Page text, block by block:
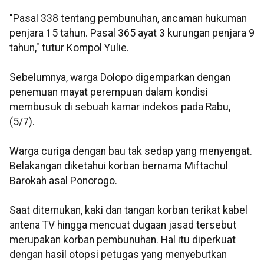
"Pasal 338 tentang pembunuhan, ancaman hukuman
penjara 15 tahun. Pasal 365 ayat 3 kurungan penjara 9
tahun," tutur Kompol Yulie.
Sebelumnya, warga Dolopo digemparkan dengan
penemuan mayat perempuan dalam kondisi
membusuk di sebuah kamar indekos pada Rabu,
(5/7).
Warga curiga dengan bau tak sedap yang menyengat.
Belakangan diketahui korban bernama Miftachul
Barokah asal Ponorogo.
Saat ditemukan, kaki dan tangan korban terikat kabel
antena TV hingga mencuat dugaan jasad tersebut
merupakan korban pembunuhan. Hal itu diperkuat
dengan hasil otopsi petugas yang menyebutkan